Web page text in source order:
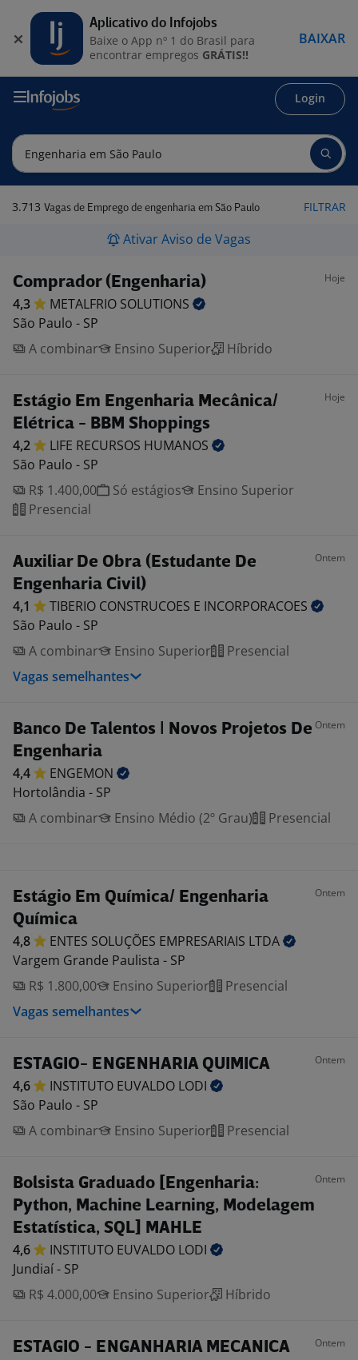
Login
3.713 Vagas de Emprego de engenharia em São Paulo FILTRAR
Ativar Aviso de Vagas
Comprador (Engenharia) Hoje
4,3 METALFRIO SOLUTIONS
São Paulo - SP
A combinar
Ensino Superior Híbrido
Estágio Em Engenharia Mecânica/
Elétrica - BBM Shoppings
Hoje
4,2 LIFE RECURSOS HUMANOS
São Paulo - SP
R$ 1.400,00
Só estágios
Ensino Superior
Presencial
Auxiliar De Obra (Estudante De
Engenharia Civil)
Ontem
4,1 TIBERIO CONSTRUCOES E INCORPORACOES
São Paulo - SP
A combinar
Ensino Superior
Presencial
Vagas semelhantes
Banco De Talentos | Novos Projetos De
Engenharia
Ontem
4,4
ENGEMON
Hortolândia - SP
A combinar
Ensino Médio (2º Grau) Presencial
Estágio Em Química/ Engenharia
Química
Ontem
4,8 ENTES SOLUÇÕES EMPRESARIAIS LTDA
Vargem Grande Paulista - SP
R$ 1.800,00
Ensino Superior
Presencial
Vagas semelhantes
ESTAGIO- ENGENHARIA QUIMICA Ontem
4,6 INSTITUTO EUVALDO LODI
São Paulo - SP
A combinar
Ensino Superior Presencial
Bolsista Graduado [Engenharia:
Python, Machine Learning, Modelagem
Estatística, SQL] MAHLE
Ontem
4,6 INSTITUTO EUVALDO LODI
Jundiaí - SP
R$ 4.000,00
Ensino Superior Híbrido
ESTAGIO - ENGANHARIA MECANICA Ontem
Aplicativo do Infojobs
Baixe o App nº 1 do Brasil para
encontrar empregos GRÁTIS!!
BAIXAR